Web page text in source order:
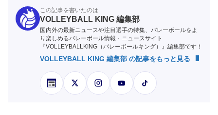
この記事を書いたのは
VOLLEYBALL KING 編集部
国内外の最新ニュースや注目選手の特集、バレーボールをよ
り楽しめるバレーボール情報・ニュースサイト
『VOLLEYBALLKING（バレーボールキング）』編集部です！
VOLLEYBALL KING 編集部 の記事をもっと見る